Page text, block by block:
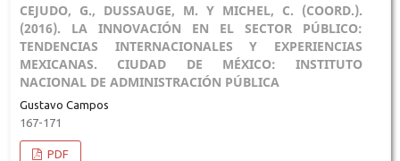
CEJUDO, G., DUSSAUGE, M. Y MICHEL, C. (COORD.).
(2016). LA INNOVACIÓN EN EL SECTOR PÚBLICO:
TENDENCIAS INTERNACIONALES Y EXPERIENCIAS
MEXICANAS. CIUDAD DE MÉXICO: INSTITUTO
NACIONAL DE ADMINISTRACIÓN PÚBLICA
Gustavo Campos
167-171
PDF